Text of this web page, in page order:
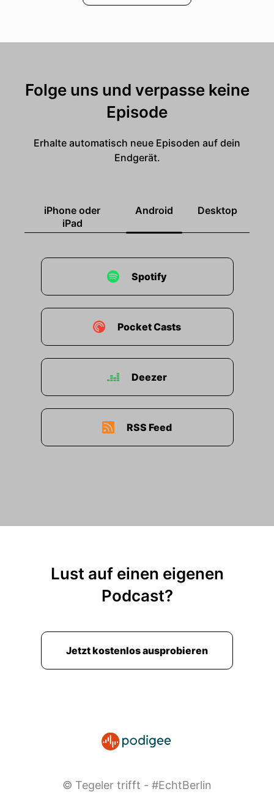
Folge uns und verpasse keine
Episode
Erhalte automatisch neue Episoden auf dein
Endgerät.
iPhone oder
iPad
Android Desktop
Spotify
Pocket Casts
Deezer
RSS Feed
Lust auf einen eigenen
Podcast?
Jetzt kostenlos ausprobieren
© Tegeler trifft - #EchtBerlin